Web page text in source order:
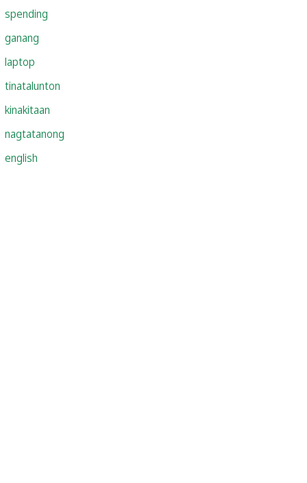
spending
ganang
laptop
tinatalunton
kinakitaan
nagtatanong
english